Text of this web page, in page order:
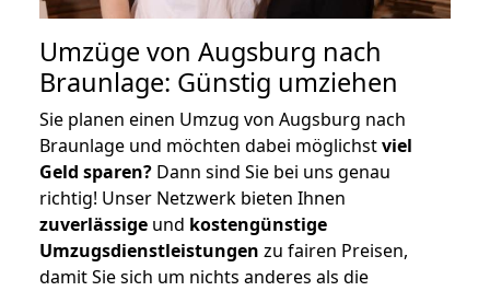
Umzüge von Augsburg nach
Braunlage: Günstig umziehen
Sie planen einen Umzug von Augsburg nach
Braunlage und möchten dabei möglichstviel
Geld sparen? Dann sind Sie bei uns genau
richtig! Unser Netzwerk bieten Ihnen
zuverlässige und kostengünstige
Umzugsdienstleistungen zu fairen Preisen,
damit Sie sich um nichts anderes als die